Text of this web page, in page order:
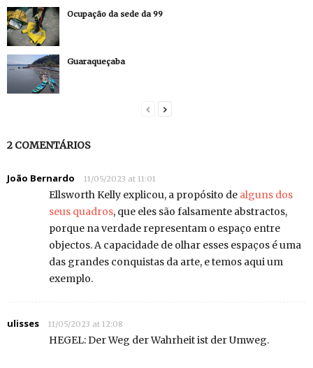
Ocupação da sede da 99
Guaraqueçaba
2 COMENTÁRIOS
João Bernardo 11/05/2023 at 11:01
Ellsworth Kelly explicou, a propósito de alguns dos
seus quadros, que eles são falsamente abstractos,
porque na verdade representam o espaço entre
objectos. A capacidade de olhar esses espaços é uma
das grandes conquistas da arte, e temos aqui um
exemplo.
ulisses 11/05/2023 at 12:08
HEGEL: Der Weg der Wahrheit ist der Umweg.